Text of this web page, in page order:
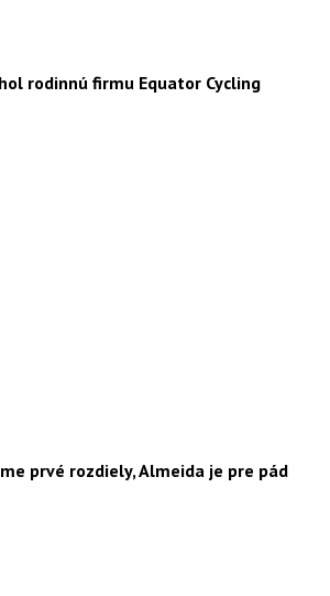
rodinnú firmu Equator Cycling
prvé rozdiely, Almeida je pre pád